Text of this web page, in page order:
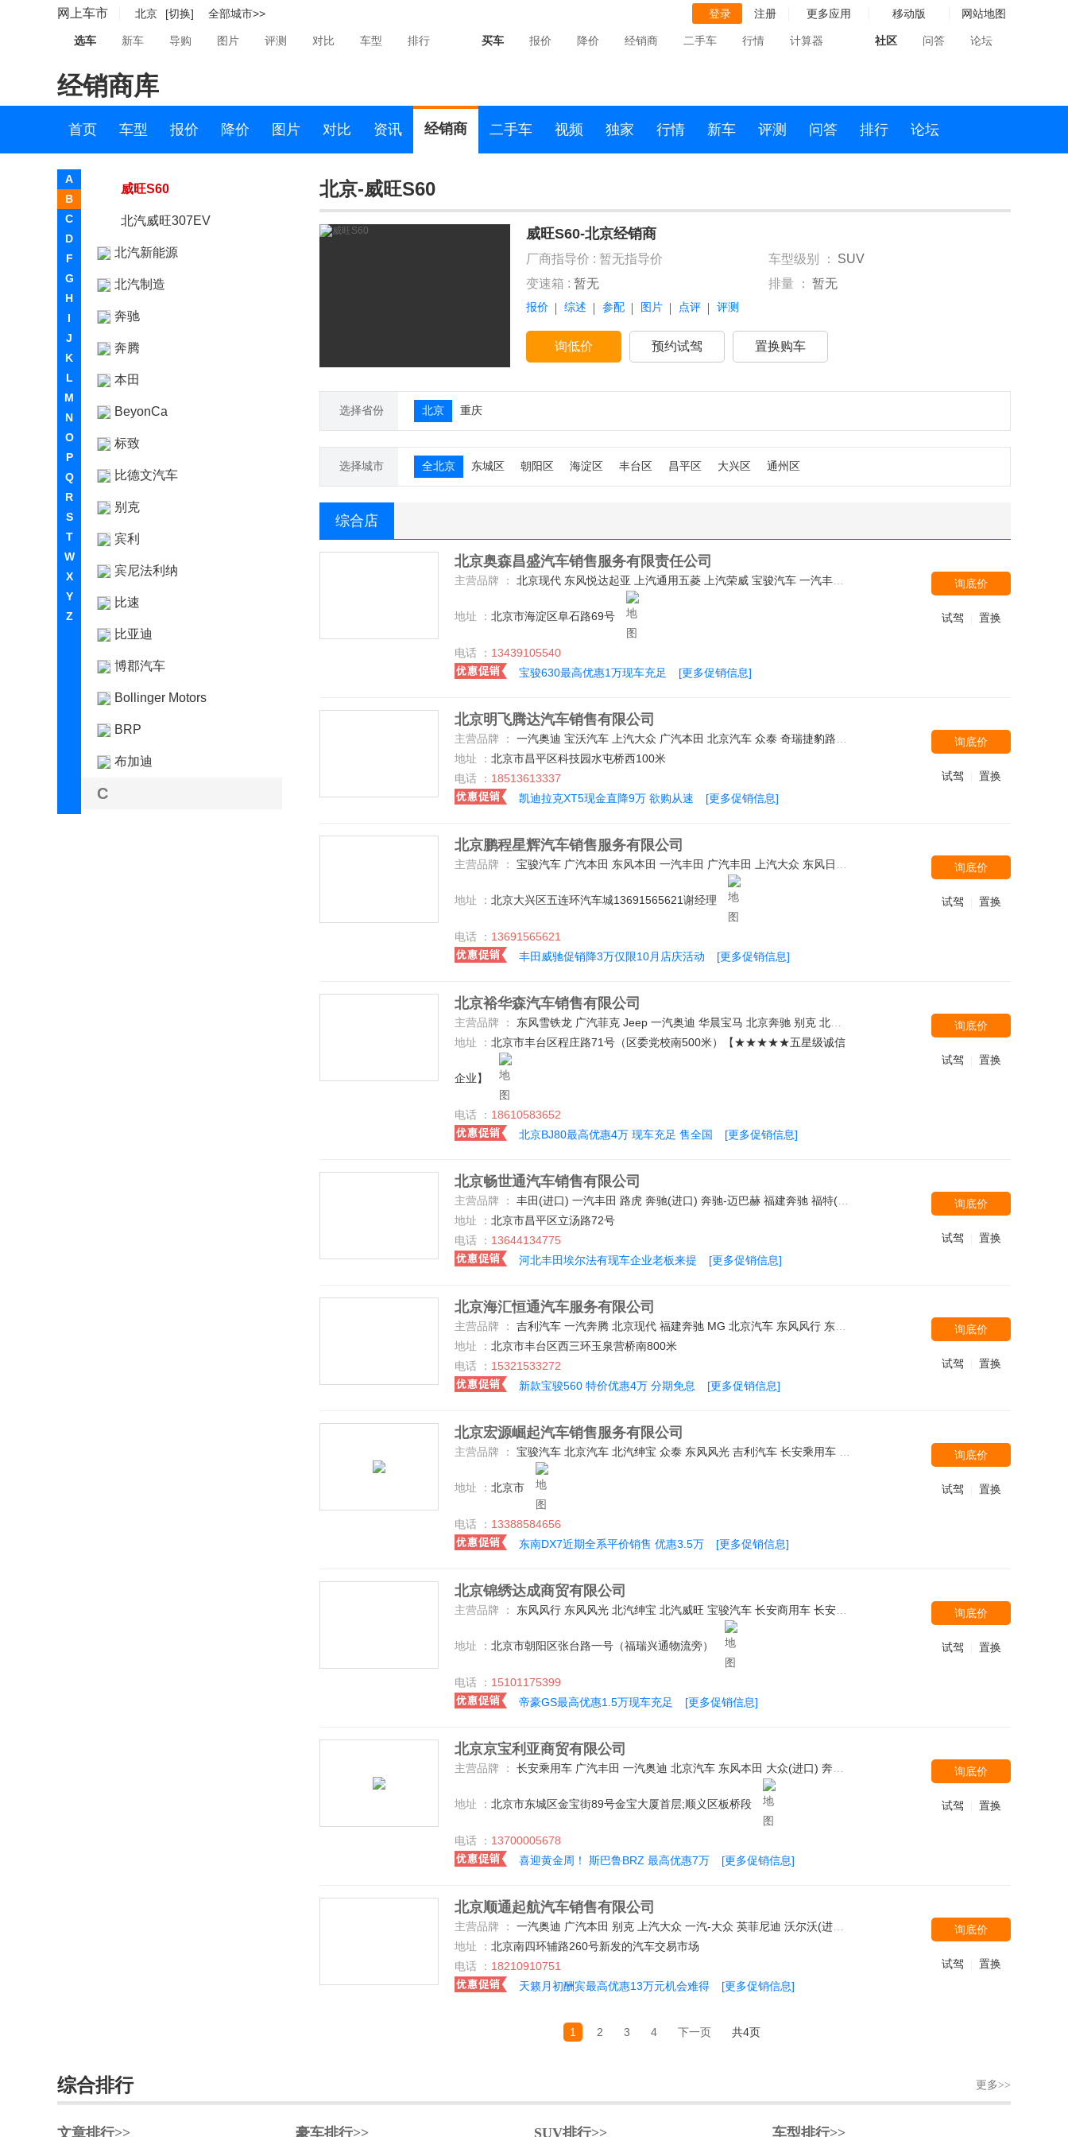
网上车市 北京 [切换] 全部城市>> 登录 注册 更多应用 移动版 网站地图
选车 新车 导购 图片 评测 对比 车型 排行 买车 报价 降价 经销商 二手车 行情 计算器 社区 问答 论坛
经销商库
首页 车型 报价 降价 图片 对比 资讯 经销商 二手车 视频 独家 行情 新车 评测 问答 排行 论坛
A
B
C
D
F
G
H
I
J
K
L
M
N
O
P
Q
R
S
T
W
X
Y
Z
北汽瑞翔
北汽威旺
北汽威旺
威旺S60
北汽威旺307EV
北汽新能源
北汽制造
奔驰
奔腾
本田
BeyonCa
标致
比德文汽车
别克
宾利
宾尼法利纳
比速
比亚迪
博郡汽车
Bollinger Motors
BRP
布加迪
C
菲亚特
丰田
北京-威旺S60
威旺S60-北京经销商
厂商指导价 : 暂无指导价 车型级别 ：
SUV
变速箱 : 暂无 排量 ： 暂无
报价 综述 参配 图片 点评 评测
询低价 预约试驾 置换购车
选择省份 北京 重庆
选择城市 全北京 东城区 朝阳区 海淀区 丰台区 昌平区 大兴区 通州区
综合店
北京奥森昌盛汽车销售服务有限责任公司
主营品牌 ： 北京现代 东风悦达起亚 上汽通用五菱 上汽荣威 宝骏汽车 一汽丰田 广汽丰田 北汽威旺 别克 比亚迪 广汽本田 宝马(进口) 华晨宝马 长安乘用车 一汽奔腾 东风标致
地址 ： 北京市海淀区阜石路69号
电话 ： 13439105540
宝骏630最高优惠1万现车充足
[更多促销信息]
询底价
试驾 置换
北京明飞腾达汽车销售有限公司
主营品牌 ：
一汽奥迪 宝沃汽车 上汽大众 广汽本田 北京汽车 众泰 奇瑞捷豹路虎 别克 长安乘用车 东风日产 广汽传祺 长安福特 凯迪拉克(国产) 华晨宝马 北京奔驰 广汽菲克 上汽荣威 东风英菲尼迪 东风启辰 雪佛兰 道奇(进口) 斯柯达 一汽-大众 长安马自达 东风标致 东风本田 江淮汽车 哈弗汽车 一汽丰田 福特(进口) 北汽银翔 东南汽车 陆风 观致 广汽丰田 东风雷诺 奇瑞捷豹路虎 一汽马自达 东风悦达起亚 广汽三菱 大众(进口) 广汽讴歌 北京现代 雷克萨斯 吉利汽车 林肯 长安PSA 汉腾汽车 江铃汽车 华晨中华 东风裕隆 沃尔沃亚太 上汽大通 东风风光 一汽海马 奇瑞汽车 一汽奔腾 北汽绅宝 MINI 北汽威旺 斯巴鲁 MG 东风雪铁龙 江铃福特 比亚迪 东风风行
地址 ： 北京市昌平区科技园水屯桥西100米
电话 ： 18513613337
凯迪拉克XT5现金直降9万 欲购从速
[更多促销信息]
询底价
试驾 置换
北京鹏程星辉汽车销售服务有限公司
主营品牌 ： 宝骏汽车 广汽本田 东风本田 一汽丰田 广汽丰田 上汽大众 东风日产 一汽奥迪 长安乘用车 比亚迪 吉利汽车 长安铃木 东风雪铁龙 别克 长安PSA 一汽-大众 宝马(进口) 江淮汽车 北汽银翔 江铃福特 东南汽车 北京现代 众泰 长安马自达 华晨宝马 长城 上汽荣威 哈弗汽车 雪佛兰 奇瑞汽车 一汽欧朗 阿尔法.罗密欧 ALPINA 奥迪(进口) 阿斯顿--马丁 巴博斯 北汽绅宝 宝沃汽车 北汽威旺 保时捷 东风风神 长江汽车 宾仕盾 北汽新能源 奔驰(进口) 一汽马自达 一汽奔腾 成功汽车 南京依维柯 标致(进口) 东风标致 东风悦达起亚 北汽新能源 上汽通用五菱 北京汽车 丰田(进口) 大众(进口)
地址 ： 北京大兴区五连环汽车城13691565621谢经理
电话 ： 13691565621
丰田威驰促销降3万仅限10月店庆活动
[更多促销信息]
询底价
试驾 置换
北京裕华森汽车销售有限公司
主营品牌 ：
东风雪铁龙 广汽菲克 Jeep 一汽奥迪 华晨宝马 北京奔驰 别克 北汽绅宝 英菲尼迪 东风英菲尼迪 奔驰(进口) 宝马(进口) 长安马自达 一汽马自达 奥迪(进口) 东南三菱 宝骏汽车 哈弗汽车 东风启辰 北京现代 众泰 沃尔沃亚太 沃尔沃(进口) 雪佛兰 东风风行 斯柯达 华晨中华 北汽威旺 野马汽车 林肯 长安铃木 陆风 斯巴鲁 一汽丰田 广汽丰田 广汽本田 上汽大众 一汽-大众 长安乘用车 北京汽车
地址 ： 北京市丰台区程庄路71号（区委党校南500米）【★★★★★五星级诚信
企业】
电话 ： 18610583652
北京BJ80最高优惠4万 现车充足 售全国
[更多促销信息]
询底价
试驾 置换
北京畅世通汽车销售有限公司
主营品牌 ：
丰田(进口) 一汽丰田 路虎 奔驰(进口) 奔驰-迈巴赫 福建奔驰 福特(进口) 林肯 凯迪拉克(进口) 雷克萨斯 乔治巴顿 奥迪(进口) 阿斯顿-马丁 北京汽车 保时捷 宝马(进口) 巴博斯 菲斯科 大众(进口) 道奇(进口) 东南汽车 捷豹 奇瑞捷豹路虎 黄海 红旗 ALPINA 宝骏汽车 一汽奔腾 长安乘用车 北汽威旺 长城 北汽绅宝 宝沃汽车 北汽新能源 阿尔法.罗密欧 中兴 众泰 沃尔沃(进口) 特斯拉 南京依维柯 北汽银翔 中顺汽车 天津一汽 威兹曼 上海华普 讴歌 马自达(进口) 长安马自达 日产(进口) 长安福特 宝马M 一汽马自达 哈弗汽车 克莱斯勒 北京-戴克 金杯 比亚迪 广汽传祺 华晨中华 江淮汽车 现代(进口) 猎豹汽车 法拉利 道奇 Jeep 江铃福特 三菱(进口) 东南三菱 北京吉普 上汽荣威 一汽奥迪 BMW i 广汽丰田
地址 ： 北京市昌平区立汤路72号
电话 ： 13644134775
河北丰田埃尔法有现车企业老板来提
[更多促销信息]
询底价
试驾 置换
北京海汇恒通汽车服务有限公司
主营品牌 ：
吉利汽车 一汽奔腾 北京现代 福建奔驰 MG 北京汽车 东风风行 东风日产 哈弗汽车 众泰 广汽传祺 上汽荣威 上汽大众 长安乘用车 宝沃汽车 一汽马自达 宝骏汽车 一汽-大众 长安商用车 一汽丰田 别克 中兴 华晨中华 江铃汽车 知豆 永源 南京依维柯 天津一汽 一汽吉林 奥迪(进口) 一汽奥迪 华晨宝马 东风标致 标致(进口) 东南汽车 广汽丰田 长安福特 广汽本田 东风本田 Jeep 东风悦达起亚 奇瑞汽车 长城 雪佛兰 长安马自达 捷豹 北汽绅宝 东风风光 凯翼 北汽威旺 一汽海马 海马郑州 苏州金龙 潍柴汽车
地址 ： 北京市丰台区西三环玉泉营桥南800米
电话 ： 15321533272
新款宝骏560 特价优惠4万 分期免息
[更多促销信息]
询底价
试驾 置换
北京宏源崛起汽车销售服务有限公司
主营品牌 ： 宝骏汽车 北京汽车 北汽绅宝 众泰 东风风光 吉利汽车 长安乘用车 东南汽车 广汽传祺 东风风神 北汽威旺 一汽马自达 郑州日产（东风风度） 上汽通用五菱 汉腾汽车
地址 ： 北京市
电话 ： 13388584656
东南DX7近期全系平价销售 优惠3.5万
[更多促销信息]
询底价
试驾 置换
北京锦绣达成商贸有限公司
主营品牌 ： 东风风行 东风风光 北汽绅宝 北汽威旺 宝骏汽车 长安商用车 长安乘用车 广汽传祺 吉利汽车 众泰 上汽荣威 东风风神 东南汽车 广汽三菱 北汽银翔 MG 汉腾汽车 东风悦达起亚 宝沃汽车 东风雷诺 东风日产 三菱(进口) 长安欧尚
地址 ： 北京市朝阳区张台路一号（福瑞兴通物流旁）
电话 ： 15101175399
帝豪GS最高优惠1.5万现车充足
[更多促销信息]
询底价
试驾 置换
北京京宝利亚商贸有限公司
主营品牌 ： 长安乘用车 广汽丰田 一汽奥迪 北京汽车 东风本田 大众(进口) 奔驰(进口) 保时捷 长安福特 宝骏汽车 华晨宝马 雷克萨斯 东风风光 比亚迪 东风日产 北京现代 别克 东风风行 上汽大众 江淮汽车 众泰 北汽威旺 一汽马自达 上汽通用五菱 北汽绅宝 广汽本田 广汽传祺 哈弗汽车 一汽奔腾 华晨中华 奇瑞汽车 东风悦达起亚 东风标致 林肯 一汽-大众 北京奔驰 一汽丰田 沃尔沃亚太 上汽荣威 东风雪铁龙 东风英菲尼迪 福特(进口) 奇瑞捷豹路虎 斯巴鲁 英菲尼迪
地址 ： 北京市东城区金宝街89号金宝大厦首层;顺义区板桥段
电话 ： 13700005678
喜迎黄金周！ 斯巴鲁BRZ 最高优惠7万
[更多促销信息]
询底价
试驾 置换
北京顺通起航汽车销售有限公司
主营品牌 ：
一汽奥迪 广汽本田 别克 上汽大众 一汽-大众 英菲尼迪 沃尔沃(进口) 东风悦达起亚 东风日产 路虎 雷克萨斯 凯迪拉克(进口) 凯迪拉克(国产) 奇瑞捷豹路虎 捷豹 悍马 福特(进口) 一汽丰田 广汽丰田 法拉利 大众(进口) 宾利 宝马(进口) 华晨宝马 东风本田 奥迪(进口) 宝沃汽车 保时捷 一汽奔腾 标致(进口) 东风标致 比亚迪 长安乘用车 宝骏汽车 哈弗汽车 广汽传祺 一汽海马 马自达(进口) 长安马自达 一汽马自达 东风启辰 奇瑞汽车 北京现代 现代(进口) 雪佛兰(进口) 雪佛兰 东风英菲尼迪 众泰 丰田(进口) 起亚(进口) 长安福特 江铃福特 别克(进口) 道奇(进口) 菲亚特(进口) 三菱(进口) 斯巴鲁 北京汽车 北汽银翔 长城 菲斯科 光冈 奇瑞捷豹路虎 ALPINA 陆风 奔驰(进口) 宝马M BMW i 长安商用车 长安跨越 红旗 林肯 Jeep 日产(进口) 郑州日产 汉腾汽车 斯柯达(进口) 斯柯达 野马汽车 潍柴汽车 双龙汽车 上汽大通 华晨中华 东南三菱 广汽三菱 特斯拉 猎豹汽车 北汽威旺 广汽吉奥 观致 克莱斯勒 长安铃木 铃木(进口) 东风裕隆 郑州日产 东风风行 北汽绅宝
地址 ： 北京南四环辅路260号新发的汽车交易市场
电话 ： 18210910751
天籁月初酬宾最高优惠13万元机会难得
[更多促销信息]
询底价
试驾 置换
1 2 3 4 下一页 共4页
综合排行 更多>>
文章排行>> 豪车排行>> SUV排行>> 车型排行>>